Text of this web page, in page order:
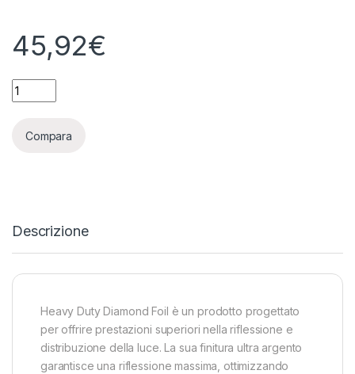
45,92€
TELO HEAVY DUTY DIAMOND MYLAR - 10 METRI - H125CM -
Compara
Descrizione
Heavy Duty Diamond Foil è un prodotto progettato
per offrire prestazioni superiori nella riflessione e
distribuzione della luce. La sua finitura ultra argento
garantisce una riflessione massima, ottimizzando